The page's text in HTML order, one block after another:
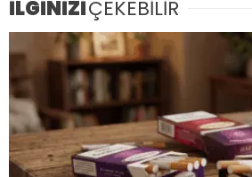
İLGİNİZİÇEKEBİLİR